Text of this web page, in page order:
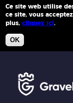
Ce site web utilise
ce site, vous
plus,cliquez ici.
OK